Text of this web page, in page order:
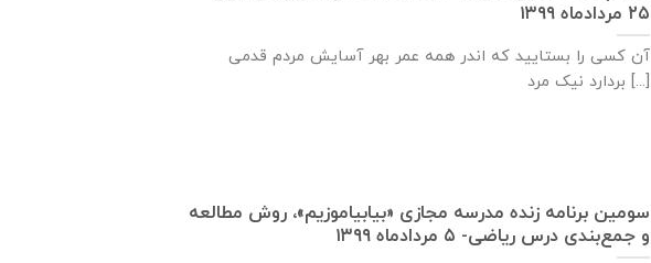
۲۵ مردادماه ۱۳۹۹
آن کسی را بستایید که اندر همه عمر بهر آسایش مردم قدمی
بردارد نیک مرد [...]
سومین برنامه زنده مدرسه مجازی «بیابیاموزیم»، روش مطالعه
و جمع‌بندی درس ریاضی- ۵ مردادماه ۱۳۹۹